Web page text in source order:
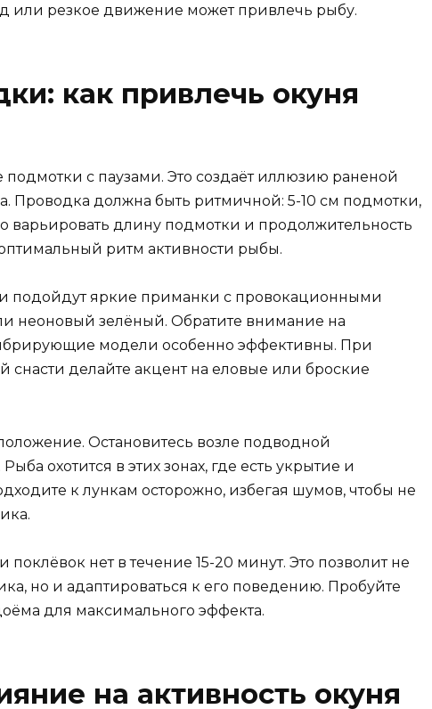
или резкое движение может привлечь рыбу.
как привлечь окуня
подмотки с паузами. Это создаёт иллюзию раненой
Проводка должна быть ритмичной: 5-10 см подмотки,
варьировать длину подмотки и продолжительность
ритм активности рыбы.
подойдут яркие приманки с провокационными
неоновый зелёный. Обратите внимание на
модели особенно эффективны. При
снасти делайте акцент на еловые или броские
Остановитесь возле подводной
охотится в этих зонах, где есть укрытие и
к лункам осторожно, избегая шумов, чтобы не
поклёвок нет в течение 15-20 минут. Это позволит не
но и адаптироваться к его поведению. Пробуйте
для максимального эффекта.
на активность окуня